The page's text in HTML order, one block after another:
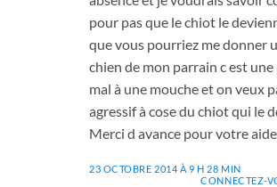
pour pas que le chiot le
que vous pourriez me donner
chien de mon parrain c est
mal à une mouche et on veux
agressif à cose du chiot qui le
Merci d avance pour votre aide
23 OCTOBRE 2014 À 9 H 28 MIN
CONNECTEZ-